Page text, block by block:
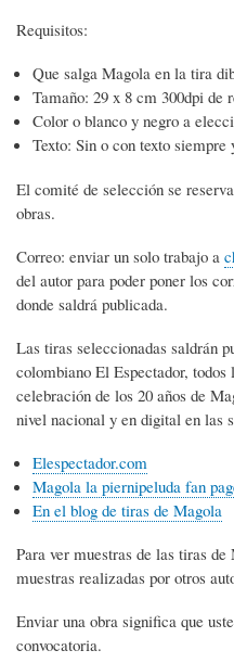
Requisitos:
Que salga Magola en la tira
Tamaño: 29 x 8 cm 300dpi de
Color o blanco y negro a
Texto: Sin o con texto siempre
El comité de selección se
obras.
Correo: enviar un solo trabajo a
del autor para poder poner los
donde saldrá publicada.
Las tiras seleccionadas saldrán
colombiano El Espectador, todos
celebración de los 20 años de
nivel nacional y en digital en las
Elespectador.com
Magola la piernipeluda fan
En el blog de tiras de Magola
Para ver muestras de las tiras
muestras realizadas por otros
Enviar una obra significa que
convocatoria.